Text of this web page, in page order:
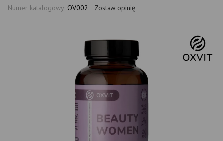
Numer katalogowy: OV002 Zostaw opinię